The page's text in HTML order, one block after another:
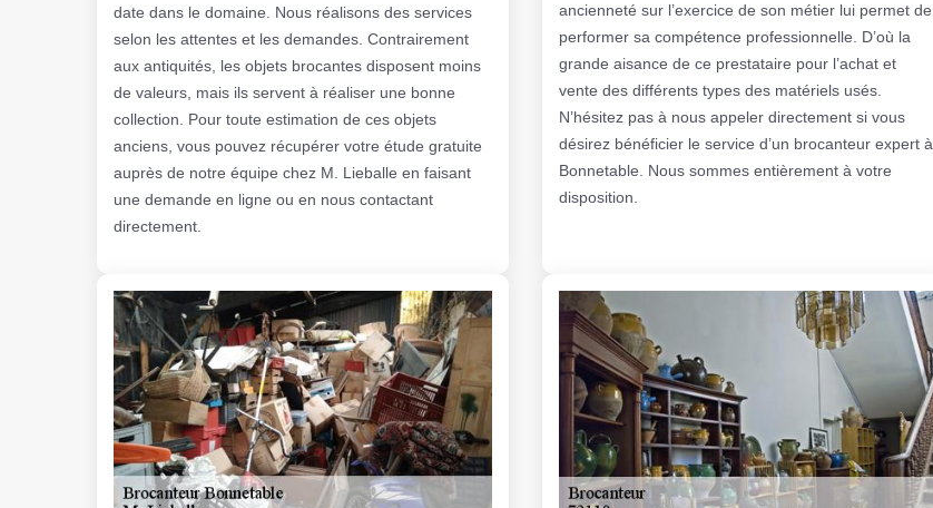
date dans le domaine. Nous réalisons des services
selon les attentes et les demandes. Contrairement
aux antiquités, les objets brocantes disposent moins
de valeurs, mais ils servent à réaliser une bonne
collection. Pour toute estimation de ces objets
anciens, vous pouvez récupérer votre étude gratuite
auprès de notre équipe chez M. Lieballe en faisant
une demande en ligne ou en nous contactant
directement.
ancienneté sur l’exercice de son métier lui permet de
performer sa compétence professionnelle. D’où la
grande aisance de ce prestataire pour l’achat et
vente des différents types des matériels usés.
N’hésitez pas à nous appeler directement si vous
désirez bénéficier le service d’un brocanteur expert à
Bonnetable. Nous sommes entièrement à votre
disposition.